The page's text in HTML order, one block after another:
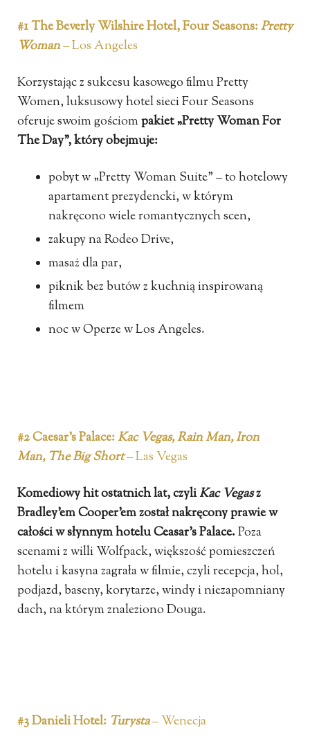
#1 The Beverly Wilshire Hotel, Four Seasons:Pretty
Woman– Los Angeles
Korzystając z sukcesu kasowego filmu Pretty
Women, luksusowy hotel sieci Four Seasons
oferuje swoim gościompakiet „Pretty Woman For
The Day”, który obejmuje:
pobyt w „Pretty Woman Suite” – to hotelowy
apartament prezydencki, w którym
nakręcono wiele romantycznych scen,
zakupy na Rodeo Drive,
masaż dla par,
piknik bez butów z kuchnią inspirowaną
filmem
noc w Operze w Los Angeles.
#2 Caesar’s Palace:Kac Vegas, Rain Man, Iron
Man, The Big Short– Las Vegas
Komediowy hit ostatnich lat, czyliKac Vegasz
Bradley’em Cooper’em został nakręcony prawie w
całości w słynnym hotelu Ceasar’s Palace.Poza
scenami z willi Wolfpack, większość pomieszczeń
hotelu i kasyna zagrała w filmie, czyli recepcja, hol,
podjazd, baseny, korytarze, windy i niezapomniany
dach, na którym znaleziono Douga.
#3 Danieli Hotel: Turysta– Wenecja